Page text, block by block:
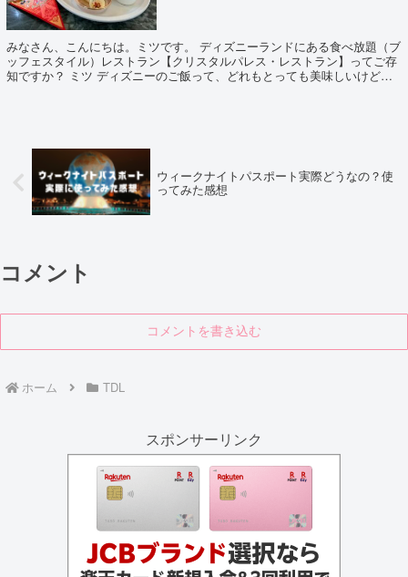
みなさん、こんにちは。ミツです。 ディズニーランドにある食べ放題（ブ
ッフェスタイル）レストラン【クリスタルパレス・レストラン】ってご存
知ですか？ ミツ ディズニーのご飯って、どれもとっても美味しいけど、
ウィークナイトパスポート実際どうなの？使
ってみた感想
コメント
コメントを書き込む
ホーム TDL
スポンサーリンク